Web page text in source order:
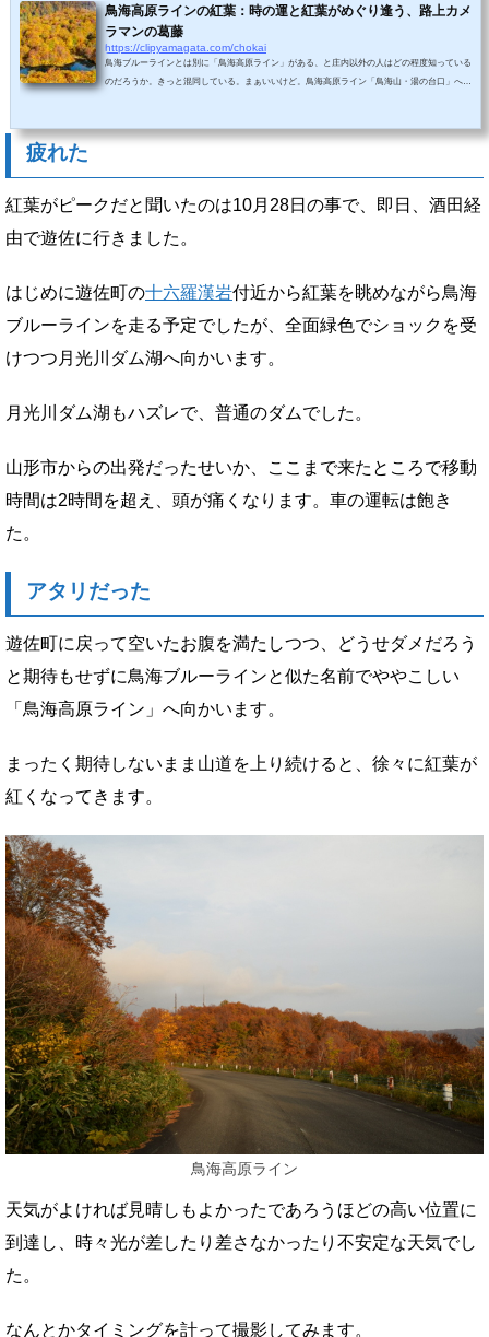
鳥海高原ラインの紅葉：時の運と紅葉がめぐり逢う、路上カメ
ラマンの葛藤
https://clipyamagata.com/chokai
鳥海ブルーラインとは別に「鳥海高原ライン」がある、と庄内以外の人はどの程度知っている
のだろうか。きっと混同している。まぁいいけど。鳥海高原ライン「鳥海山・湯の台口」へと
す。酒田市内から出発すると北東に進み、県道366号線から「湯の台温泉 鳥海山荘」方面の36
疲れた
紅葉がピークだと聞いたのは10月28日の事で、即日、酒田経
由で遊佐に行きました。
はじめに遊佐町の十六羅漢岩付近から紅葉を眺めながら鳥海
ブルーラインを走る予定でしたが、全面緑色でショックを受
けつつ月光川ダム湖へ向かいます。
月光川ダム湖もハズレで、普通のダムでした。
山形市からの出発だったせいか、ここまで来たところで移動
時間は2時間を超え、頭が痛くなります。車の運転は飽き
た。
アタリだった
遊佐町に戻って空いたお腹を満たしつつ、どうせダメだろう
と期待もせずに鳥海ブルーラインと似た名前でややこしい
「鳥海高原ライン」へ向かいます。
まったく期待しないまま山道を上り続けると、徐々に紅葉が
紅くなってきます。
鳥海高原ライン
天気がよければ見晴しもよかったであろうほどの高い位置に
到達し、時々光が差したり差さなかったり不安定な天気でし
た。
なんとかタイミングを計って撮影してみます。